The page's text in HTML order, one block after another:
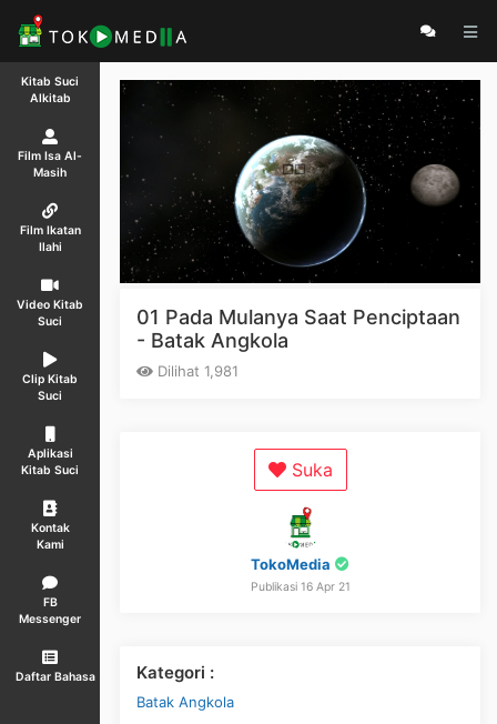
Kitab Suci
Alkitab
Film Isa Al-
Masih
Film Ikatan
Ilahi
Video Kitab
Suci
Clip Kitab
Suci
Aplikasi
Kitab Suci
Kontak
Kami
FB
Messenger
Daftar Bahasa
01 Pada Mulanya Saat Penciptaan
- Batak Angkola
Dilihat 1,981
Suka
TokoMedia
Publikasi 16 Apr 21
Kategori :
Batak Angkola